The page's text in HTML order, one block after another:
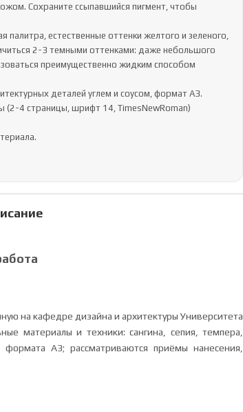
Сохраните ссыпавшийся пигмент, чтобы
палитра, естественные оттенки желтого и зеленого,
2-3 темными оттенками: даже небольшого
преимущественно жидким способом
деталей углем и соусом, формат А3.
(2-4 страницы, шрифт 14, TimesNewRoman)
на кафедре дизайна и архитектуры Университета
материалы и техники: сангина, сепия, темпера,
A3; рассматриваются приёмы нанесения,